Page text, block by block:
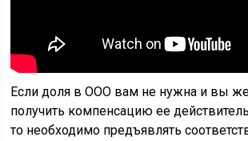
Если доля в ООО вам не нужна и вы
получить компенсацию ее
то необходимо предъявлять